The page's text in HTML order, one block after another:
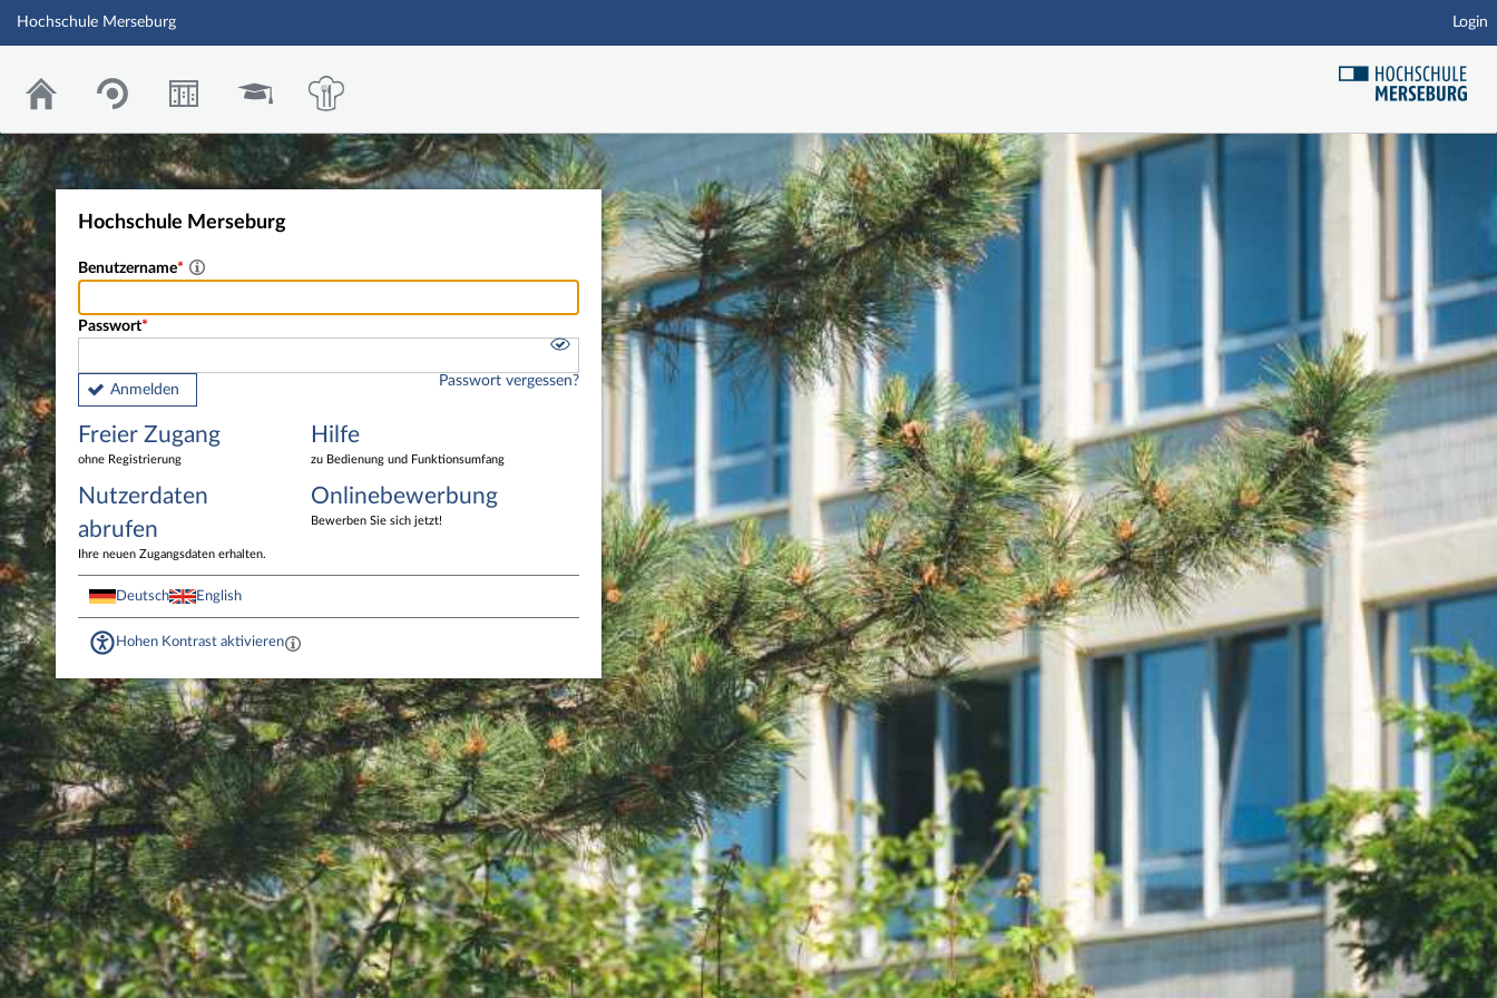
Hauptnavigation
Fußzeile
Hochschule Merseburg Login
Hochschule Merseburg
Benutzername
Passwort
Anmelden
Passwort vergessen?
Freier Zugang
ohne Registrierung
Hilfe
zu Bedienung und Funktionsumfang
Nutzerdaten
abrufen
Ihre neuen Zugangsdaten erhalten.
Onlinebewerbung
Bewerben Sie sich jetzt!
Deutsch English
Hohen Kontrast aktivieren